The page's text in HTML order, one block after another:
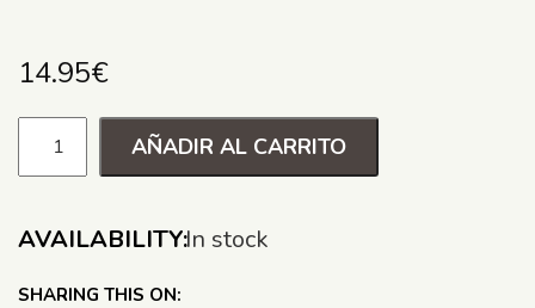
14.95€
AÑADIR AL CARRITO
AVAILABILITY:In stock
SHARING THIS ON: